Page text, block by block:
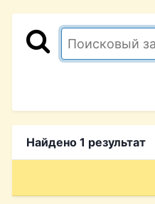
Найдено 1 результат